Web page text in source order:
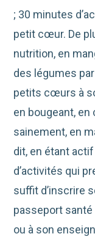
; 30 minutes
petit cœur. De
nutrition, en
des légumes
petits cœurs à
en bougeant, en
sainement, en
dit, en étant
d’activités qui
suffit d’inscrire
passeport
ou à son